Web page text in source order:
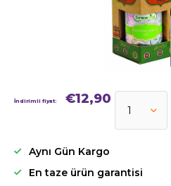
İndirimli fiyat: €12,90
Aynı Gün Kargo
En taze ürün garantisi